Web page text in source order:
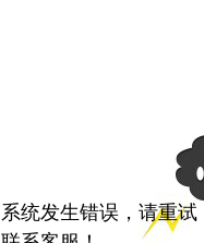
系统发生错误，请重